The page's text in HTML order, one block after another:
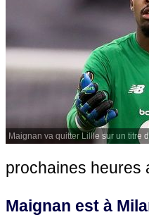
Maignan va quitter Lillle sur un titre
prochaines heures
Maignan est à